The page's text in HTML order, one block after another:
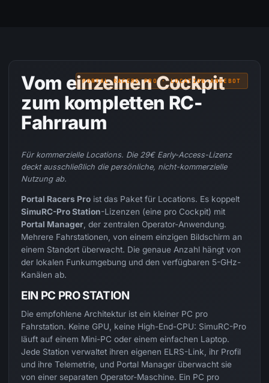
PORTAL RACERS PRO · LOCATION-ANGEBOT
Vom einzelnen Cockpit
zum kompletten RC-
Fahrraum
Für kommerzielle Locations. Die 29€ Early-Access-Lizenz
deckt ausschließlich die persönliche, nicht-kommerzielle
Nutzung ab.
Portal Racers Pro ist das Paket für Locations. Es koppelt
SimuRC-Pro Station-Lizenzen (eine pro Cockpit) mit
Portal Manager, der zentralen Operator-Anwendung.
Mehrere Fahrstationen, von einem einzigen Bildschirm an
einem Standort überwacht. Die genaue Anzahl hängt von
der lokalen Funkumgebung und den verfügbaren 5-GHz-
Kanälen ab.
EIN PC PRO STATION
Die empfohlene Architektur ist ein kleiner PC pro
Fahrstation. Keine GPU, keine High-End-CPU: SimuRC-Pro
läuft auf einem Mini-PC oder einem einfachen Laptop.
Jede Station verwaltet ihren eigenen ELRS-Link, ihr Profil
und ihre Telemetrie, und Portal Manager überwacht sie
von einer separaten Operator-Maschine. Ein PC pro